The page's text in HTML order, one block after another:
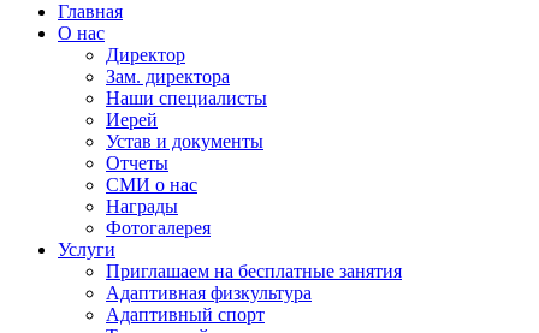
Главная
О нас
Директор
Зам. директора
Наши специалисты
Иерей
Устав и документы
Отчеты
СМИ о нас
Награды
Фотогалерея
Услуги
Приглашаем на бесплатные занятия
Адаптивная физкультура
Адаптивный спорт